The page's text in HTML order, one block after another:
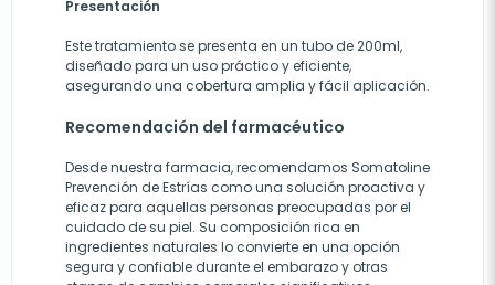
Presentación
Este tratamiento se presenta en un tubo de 200ml,
diseñado para un uso práctico y eficiente,
asegurando una cobertura amplia y fácil aplicación.
Recomendación del farmacéutico
Desde nuestra farmacia, recomendamos Somatoline
Prevención de Estrías como una solución proactiva y
eficaz para aquellas personas preocupadas por el
cuidado de su piel. Su composición rica en
ingredientes naturales lo convierte en una opción
segura y confiable durante el embarazo y otras